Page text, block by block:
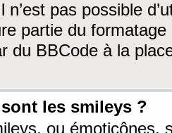
n’est pas possible
partie du
du BBCode à la
les smileys ?
ou émoticônes,